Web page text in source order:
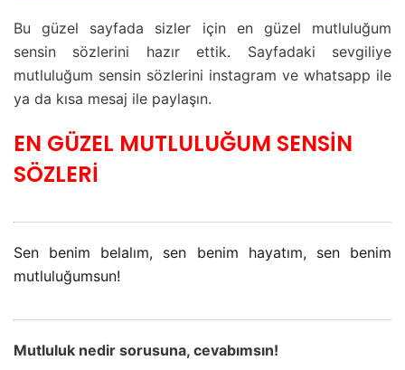
Bu güzel sayfada sizler için en güzel mutluluğum
sensin sözlerini hazır ettik. Sayfadaki sevgiliye
mutluluğum sensin sözlerini instagram ve whatsapp ile
ya da kısa mesaj ile paylaşın.
EN GÜZEL MUTLULUĞUM SENSİN
SÖZLERİ
Sen benim belalım, sen benim hayatım, sen benim
mutluluğumsun!
Mutluluk nedir sorusuna, cevabımsın!